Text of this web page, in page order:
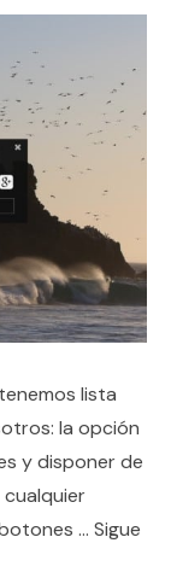
lista
la opción
y disponer de
… Sigue